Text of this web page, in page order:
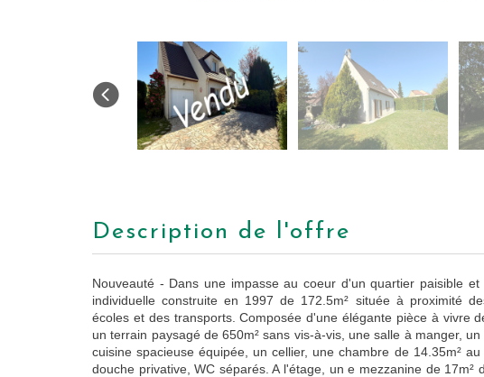
description de l'offre
Nouveauté - Dans une impasse au coeur d'un quartier paisible et
individuelle construite en 1997 de 172.5m² située à proximité
écoles et des transports. Composée d'une élégante pièce à vivre
un terrain paysagé de 650m² sans vis-à-vis, une salle à manger,
cuisine spacieuse équipée, un cellier, une chambre de 14.35m²
douche privative, WC séparés. A l'étage, un e mezzanine de 17m²